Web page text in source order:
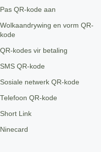
Pas QR-kode aan
Wolkaandrywing en vorm QR-
kode
QR-kodes vir betaling
SMS QR-kode
Sosiale netwerk QR-kode
Telefoon QR-kode
Short Link
Ninecard